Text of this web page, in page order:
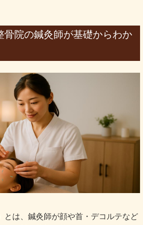
骨院の鍼灸師が基礎からわか
とは、鍼灸師が顔や首・デコルテなど